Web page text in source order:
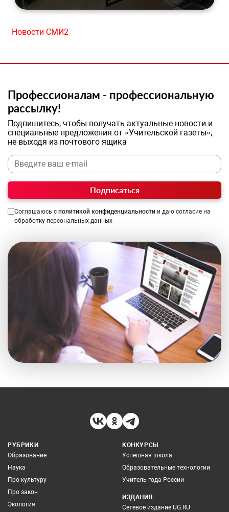
Новости СМИ2
Профессионалам - профессиональную
рассылку!
Подпишитесь, чтобы получать актуальные новости и
специальные предложения от «Учительской газеты»,
не выходя из почтового ящика
Подписаться
Соглашаюсь с политикой конфиденциальности и даю согласие на
обработку персональных данных
РУБРИКИ
Образование
Наука
Про культуру
Про закон
Экология
КОНКУРСЫ
Успешная школа
Образовательные технологии
Учитель года России
ИЗДАНИЯ
Сетевое издание UG.RU